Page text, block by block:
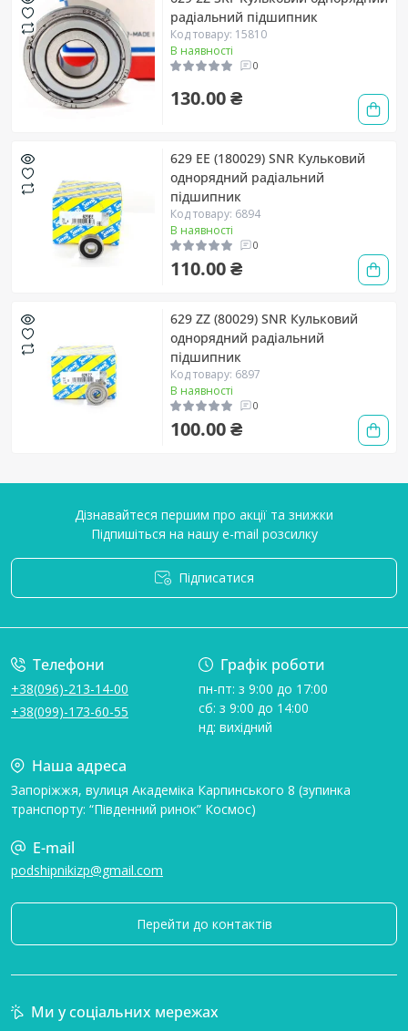
радіальний підшипник
Код товару: 15810
В наявності
0
130.00 ₴
629 EE (180029) SNR Кульковий
однорядний радіальний
підшипник
Код товару: 6894
В наявності
0
110.00 ₴
629 ZZ (80029) SNR Кульковий
однорядний радіальний
підшипник
Код товару: 6897
В наявності
0
100.00 ₴
Дізнавайтеся першим про акції та знижки
Підпишіться на нашу e-mail розсилку
Підписатися
Телефони
+38(096)-213-14-00
+38(099)-173-60-55
Графік роботи
пн-пт: з 9:00 до 17:00
сб: з 9:00 до 14:00
нд: вихідний
Наша адреса
Запоріжжя, вулиця Академіка Карпинського 8 (зупинка
транспорту: “Південний ринок” Космос)
E-mail
podshipnikizp@gmail.com
Перейти до контактів
Ми у соціальних мережах